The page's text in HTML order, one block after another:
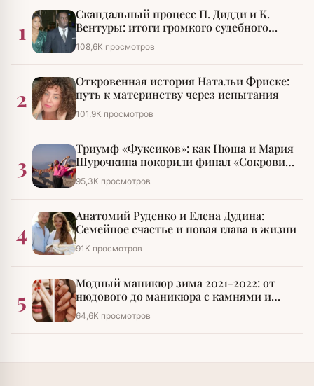
1
Скандальный процесс П. Дидди и К.
Вентуры: итоги громкого судебного
разбирательства
108,6К просмотров
2
Откровенная история Натальи Фриске:
путь к материнству через испытания
101,9К просмотров
3
Триумф «Фуксиков»: как Нюша и Мария
Шурочкина покорили финал «Сокровищ
императора»
95,3К просмотров
4
Анатомий Руденко и Елена Дудина:
Семейное счастье и новая глава в жизни
91К просмотров
5
Модный маникюр зима 2021-2022: от
нюдового до маникюра с камнями и
стразами
64,6К просмотров